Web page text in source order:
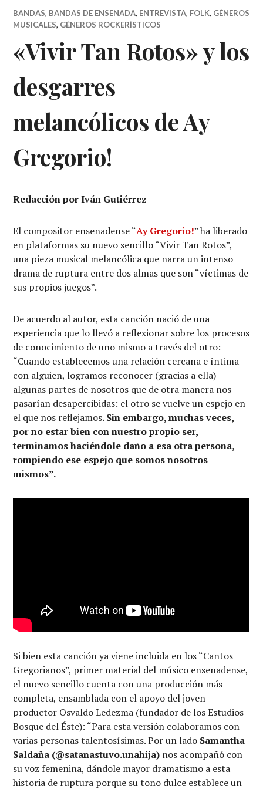
BANDAS, BANDAS DE ENSENADA, ENTREVISTA, FOLK, GÉNEROS
MUSICALES, GÉNEROS ROCKERÍSTICOS
«Vivir Tan Rotos» y los
desgarres
melancólicos de Ay
Gregorio!
Redacción por Iván Gutiérrez
El compositor ensenadense “Ay Gregorio!” ha liberado
en plataformas su nuevo sencillo “Vivir Tan Rotos”,
una pieza musical melancólica que narra un intenso
drama de ruptura entre dos almas que son “víctimas de
sus propios juegos”.
De acuerdo al autor, esta canción nació de una
experiencia que lo llevó a reflexionar sobre los procesos
de conocimiento de uno mismo a través del otro:
“Cuando establecemos una relación cercana e íntima
con alguien, logramos reconocer (gracias a ella)
algunas partes de nosotros que de otra manera nos
pasarían desapercibidas: el otro se vuelve un espejo en
el que nos reflejamos. Sin embargo, muchas veces,
por no estar bien con nuestro propio ser,
terminamos haciéndole daño a esa otra persona,
rompiendo ese espejo que somos nosotros
mismos”.
Si bien esta canción ya viene incluida en los “Cantos
Gregorianos”, primer material del músico ensenadense,
el nuevo sencillo cuenta con una producción más
completa, ensamblada con el apoyo del joven
productor Osvaldo Ledezma (fundador de los Estudios
Bosque del Éste): “Para esta versión colaboramos con
varias personas talentosísimas. Por un lado Samantha
Saldaña (@satanastuvo.unahija) nos acompañó con
su voz femenina, dándole mayor dramatismo a esta
historia de ruptura porque su tono dulce establece un